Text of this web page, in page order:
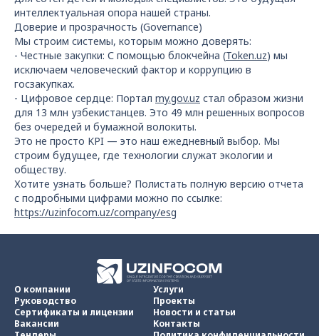
интеллектуальная опора нашей страны.
Доверие и прозрачность (Governance)
Мы строим системы, которым можно доверять:
- Честные закупки: С помощью блокчейна (Token.uz) мы
исключаем человеческий фактор и коррупцию в
госзакупках.
- Цифровое сердце: Портал my.gov.uz стал образом жизни
для 13 млн узбекистанцев. Это 49 млн решенных вопросов
без очередей и бумажной волокиты.
Это не просто KPI — это наш ежедневный выбор. Мы
строим будущее, где технологии служат экологии и
обществу.
Хотите узнать больше? Полистать полную версию отчета
с подробными цифрами можно по ссылке:
https://uzinfocom.uz/company/esg
О компании
Руководство
Сертификаты и лицензии
Вакансии
Услуги
Проекты
Новости и статьи
Контакты